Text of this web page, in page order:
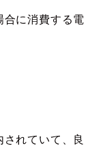
合に消費する電
れていて、良